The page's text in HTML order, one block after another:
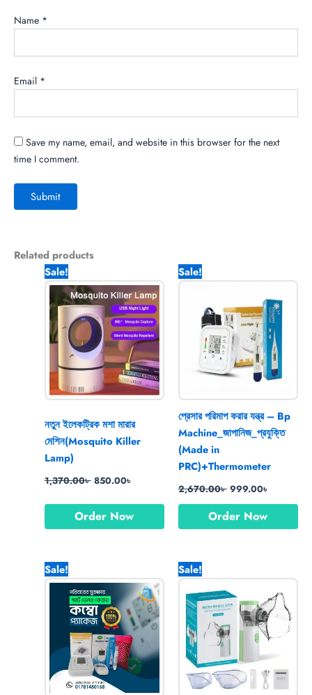
Name *
Email *
Save my name, email, and website in this browser for the next
time I comment.
Related products
Sale!
নতুন ইলেকট্রিক মশা মারার
মেশিন(Mosquito Killer
Lamp)
1,370.00৳
price
was:
1,370.00৳ .
850.00৳
price
is:
850.00৳ .
Order Now
Sale!
প্রেসার পরিমাপ করার যন্ত্র – Bp
Machine_জাপানিজ_প্রযুক্তি
(Made in
PRC)+Thermometer
2,670.00৳
price
2,670.00৳ .
999.00৳
price
999.00৳ .
Order Now
Sale!
price
was:
3,200.00৳ .
price
is:
1,870.00৳ .
Sale!
price
was:
1,050.00৳ .
price
370.00৳ .